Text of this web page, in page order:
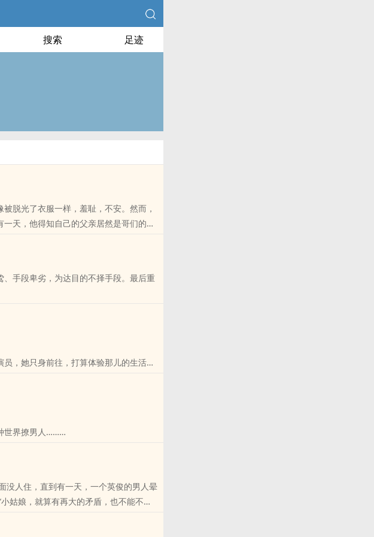
搜索 足迹
脱光了衣服一样，羞耻，不安。然而，
天，他得知自己的父亲居然是哥们的仇
手段卑劣，为达目的不择手段。最后重
小绵羊忽然露出了一口阴森森的獠牙，
小劳模女配（黑脸）。
，她只身前往，打算体验那儿的生活。
）。
世界撩男人……
太监……